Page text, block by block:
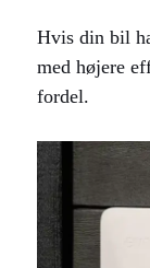
Hvis din bil
med højere
fordel.